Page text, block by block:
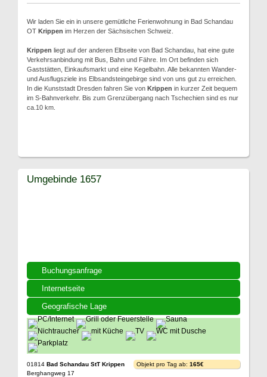
Wir laden Sie ein in unsere gemütliche Ferienwohnung in Bad Schandau
OT Krippen im Herzen der Sächsischen Schweiz.
Krippen liegt auf der anderen Elbseite von Bad Schandau, hat eine gute
Verkehrsanbindung mit Bus, Bahn und Fähre. Im Ort befinden sich
Gaststätten, Einkaufsmarkt und eine Kegelbahn. Alle bekannten Wander-
und Ausflugsziele ins Elbsandsteingebirge sind von uns gut zu erreichen.
In die Kunststadt Dresden fahren Sie von Krippen in kurzer Zeit bequem
im S-Bahnverkehr. Bis zum Grenzübergang nach Tschechien sind es nur
ca.10 km.
Buchungsanfrage
Internetseite
Geografische Lage
Umgebinde 1657
01814 Bad Schandau StT Krippen
Berghangweg 17
Objekt pro Tag ab: 165€